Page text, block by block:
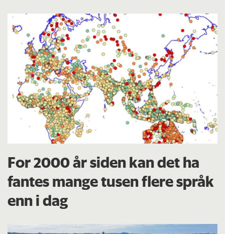
For 2000 år siden kan det ha
fantes mange tusen flere språk
enn i dag